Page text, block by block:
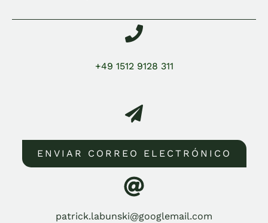
+49 1512 9128 311
ENVIAR CORREO ELECTRÓNICO
patrick.labunski@googlemail.com